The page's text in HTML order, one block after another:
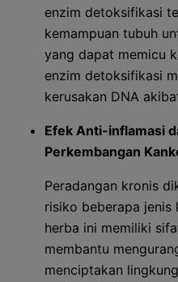
enzim detoksifikasi
kemampuan tubuh
yang dapat memicu
enzim detoksifikasi
kerusakan DNA
Efek Anti-inflamasi
Perkembangan
Peradangan kronis
risiko beberapa jenis
herba ini memiliki
membantu
menciptakan